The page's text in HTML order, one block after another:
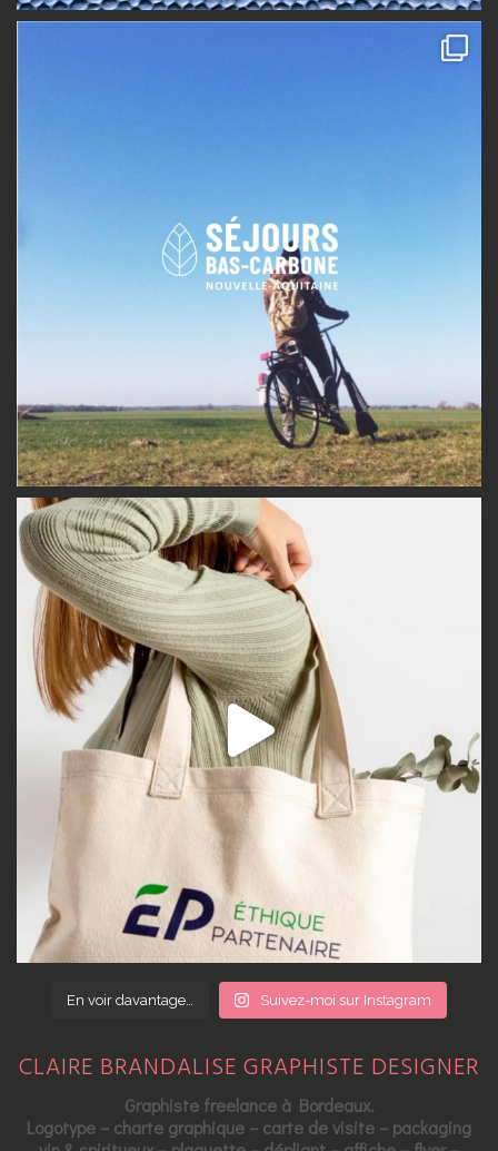
En voir davantage… Suivez-moi sur Instagram
CLAIRE BRANDALISE GRAPHISTE DESIGNER
Graphiste freelance à Bordeaux.
Logotype – charte graphique – carte de visite – packaging